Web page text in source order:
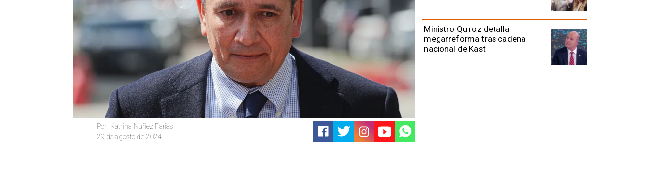
Katrina Nuñez Farias
Por
29 de agosto de 2024
Ministro Quiroz detalla
megarreforma tras cadena
nacional de Kast